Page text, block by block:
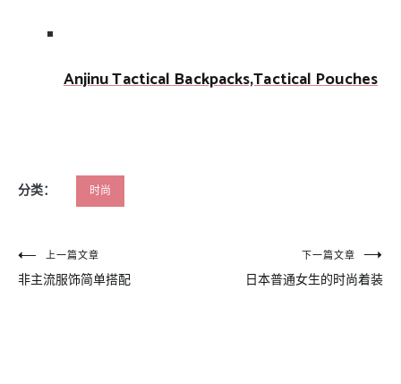
Anjinu Tactical Backpacks,Tactical Pouches
分类： 时尚
文
章
上一篇文章
非主流服饰简单搭配
下一篇文章
日本普通女生的时尚着装